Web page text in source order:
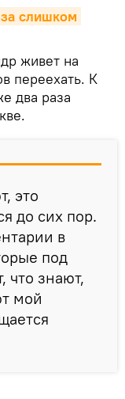
слишком
живет на
переехать. К
два раза
это
до сих пор.
в
под
что знают,
мой